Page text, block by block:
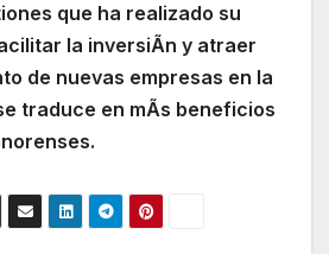
que ha realizado su
la inversiÃn y atraer
de nuevas empresas en la
traduce en mÃs beneficios